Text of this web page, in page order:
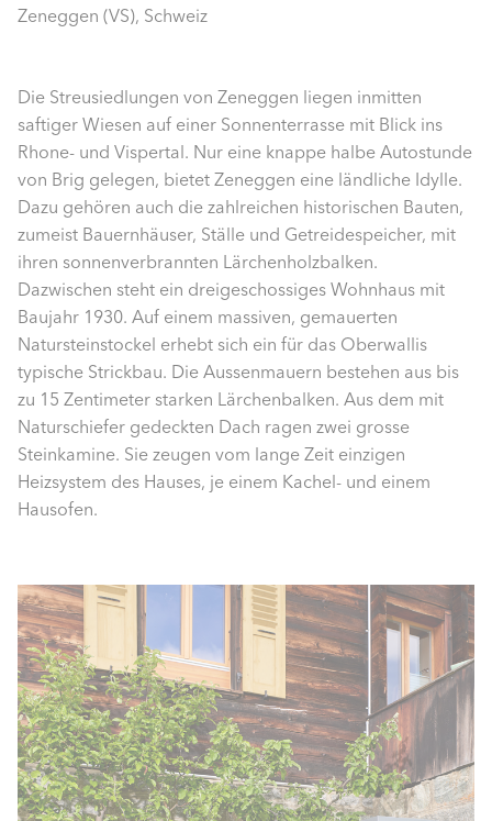
Zeneggen (VS), Schweiz
Die Streusiedlungen von Zeneggen liegen inmitten
saftiger Wiesen auf einer Sonnenterrasse mit Blick ins
Rhone- und Vispertal. Nur eine knappe halbe Autostunde
von Brig gelegen, bietet Zeneggen eine ländliche Idylle.
Dazu gehören auch die zahlreichen historischen Bauten,
zumeist Bauernhäuser, Ställe und Getreidespeicher, mit
ihren sonnenverbrannten Lärchenholzbalken.
Dazwischen steht ein dreigeschossiges Wohnhaus mit
Baujahr 1930. Auf einem massiven, gemauerten
Natursteinstockel erhebt sich ein für das Oberwallis
typische Strickbau. Die Aussenmauern bestehen aus bis
zu 15 Zentimeter starken Lärchenbalken. Aus dem mit
Naturschiefer gedeckten Dach ragen zwei grosse
Steinkamine. Sie zeugen vom lange Zeit einzigen
Heizsystem des Hauses, je einem Kachel- und einem
Hausofen.